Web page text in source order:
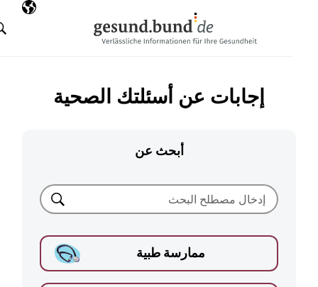
اللغة
البحث
إجابات عن أسئلتك الصحية
أبحث عن
ممارسة طبية